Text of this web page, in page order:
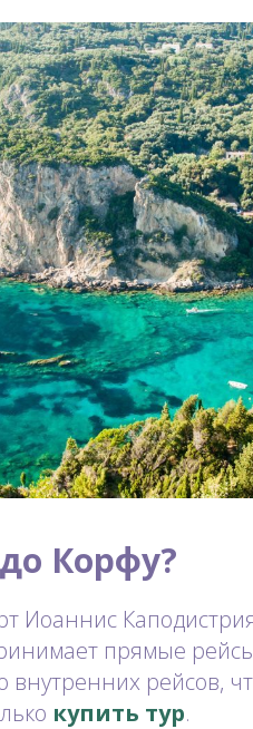
Корфу?
Иоаннис
прямые
внутренних рейсов,
купить тур.